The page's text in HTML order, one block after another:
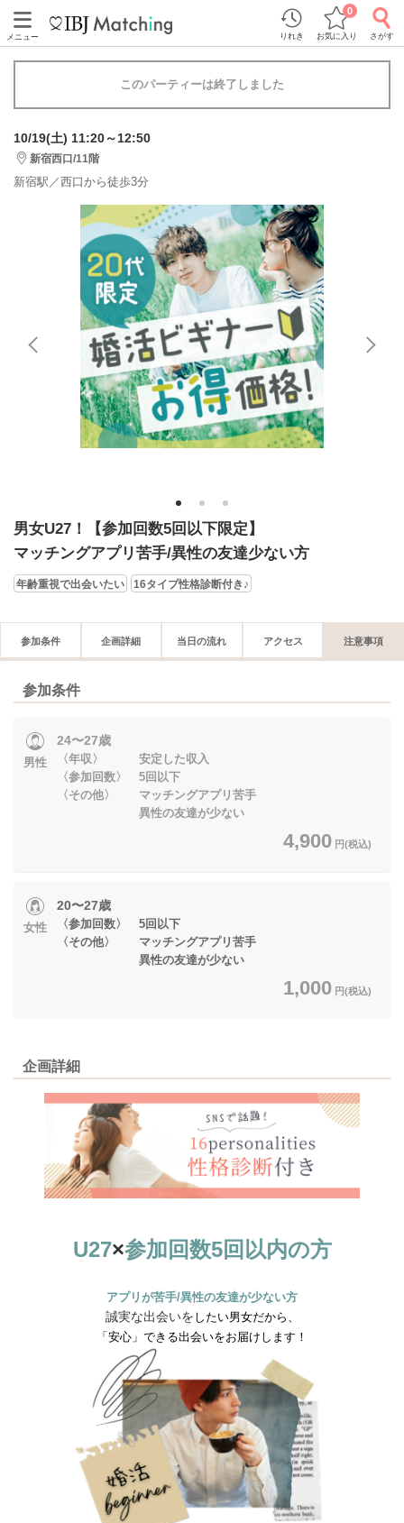
メニュー りれき お気に入り
0
さがす
このパーティーは終了しました
10/19(土) 11:20～12:50
新宿西口/11階
新宿駅／西口から徒歩3分
1 2 3
男女U27！【参加回数5回以下限定】
マッチングアプリ苦手/異性の友達少ない方
年齢重視で出会いたい 16タイプ性格診断付き♪
参加条件 企画詳細 当日の流れ アクセス 注意事項
参加条件
男性
24〜27歳
〈年収〉 安定した収入
〈参加回数〉 5回以下
〈その他〉 マッチングアプリ苦手
異性の友達が少ない
4,900 円(税込)
女性
20〜27歳
〈参加回数〉 5回以下
〈その他〉 マッチングアプリ苦手
異性の友達が少ない
1,000 円(税込)
企画詳細
U27×参加回数5回以内の方
アプリが苦手/異性の友達が少ない方
誠実な出会いを したい男女だから、
「安心」できる出会いをお届けします！